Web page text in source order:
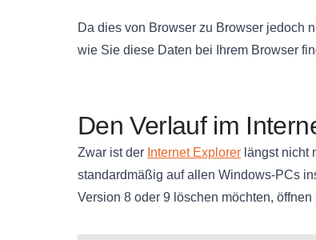
Da dies von Browser zu Browser jedoch
wie Sie diese Daten bei Ihrem Browser
Den Verlauf im
Zwar ist der Internet Explorer längst nicht
standardmäßig auf allen Windows-PCs
Version 8 oder 9 löschen möchten,